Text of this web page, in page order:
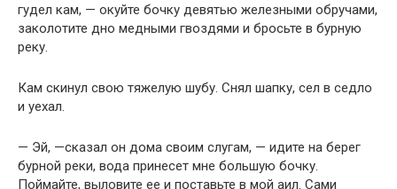
гудел кам, — окуйте бочку девятью железными обручами,
заколотите дно медными гвоздями и бросьте в бурную
реку.
Кам скинул свою тяжелую шубу. Снял шапку, сел в седло
и уехал.
— Эй, —сказал он дома своим слугам, — идите на берег
бурной реки, вода принесет мне большую бочку.
Поймайте, выловите ее и поставьте в мой аил. Сами